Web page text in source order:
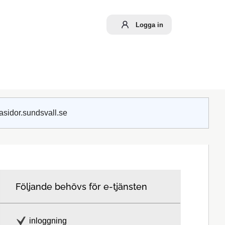
Logga in
Följande behövs för e-tjänsten
inloggning